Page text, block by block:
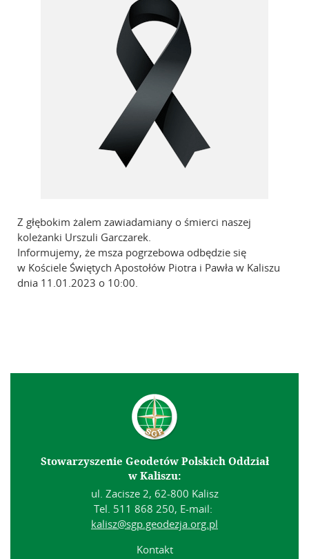
Szkolenia
Zarząd Główny
Linki
Kontakt
Z głębokim żalem zawiadamiany o śmierci naszej
koleżanki Urszuli Garczarek.
Informujemy, że msza pogrzebowa odbędzie się
w Kościele Świętych Apostołów Piotra i Pawła w Kaliszu
dnia 11.01.2023 o 10:00.
Stowarzyszenie Geodetów Polskich Oddział
w Kaliszu:
ul. Zacisze 2, 62-800 Kalisz
Tel. 511 868 250, E-mail:
kalisz@sgp.geodezja.org.pl
Kontakt